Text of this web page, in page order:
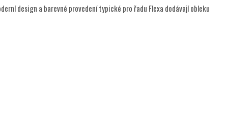
design a barevné provedení typické pro řadu Flexa dodávají obleku